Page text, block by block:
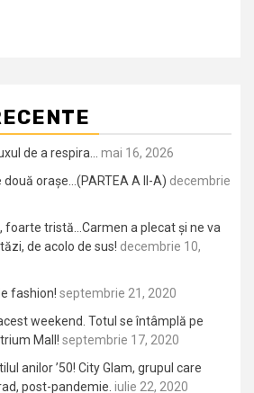
de a respira…
mai 16, 2026
orașe…(PARTEA A II-A) decembrie
foarte tristă…Carmen a plecat și ne va
de acolo de sus! decembrie 10,
fashion! septembrie 21, 2020
weekend. Totul se întâmplă pe
Mall! septembrie 17, 2020
anilor ’50! City Glam, grupul care
post-pandemie. iulie 22, 2020